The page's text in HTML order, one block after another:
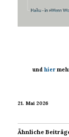
und hier
21. Mai 2026
Ähnliche